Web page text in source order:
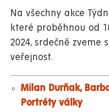
Na všechny akce
které proběhnou od
2024, srdečně zveme
veřejnost.
Milan Durňak,
Portréty války